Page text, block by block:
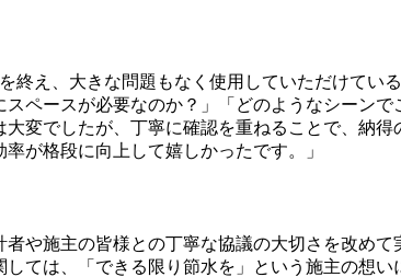
を終え、大きな問題もなく使用していただけて
スペースが必要なのか？」「どのようなシーン
大変でしたが、丁寧に確認を重ねることで、納
が格段に向上して嬉しかったです。」
や施主の皆様との丁寧な協議の大切さを改めて
しては、「できる限り節水を」という施主の想